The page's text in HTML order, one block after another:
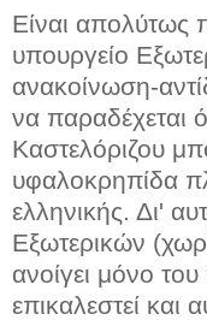
Είναι απολύτως
υπουργείο
ανακοίνωση-
να παραδέχεται
Καστελόριζου
υφαλοκρηπίδα
ελληνικής. Δι'
Εξωτερικών
ανοίγει μόνο
επικαλεστεί και